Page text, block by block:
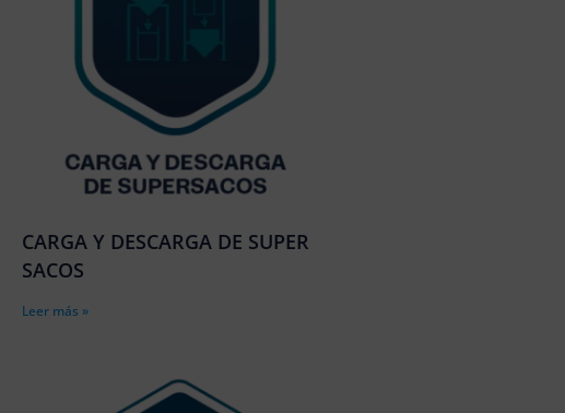
CARGA Y DESCARGA DE SUPER
SACOS
Leer más »